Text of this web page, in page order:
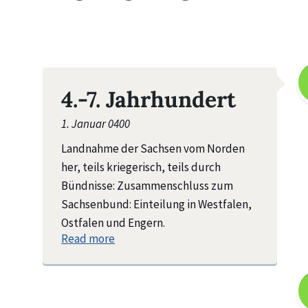
4.-7. Jahrhundert
1. Januar 0400
Landnahme der Sachsen vom Norden
her, teils kriegerisch, teils durch
Bündnisse: Zusammenschluss zum
Sachsenbund: Einteilung in Westfalen,
Ostfalen und Engern.
Read more